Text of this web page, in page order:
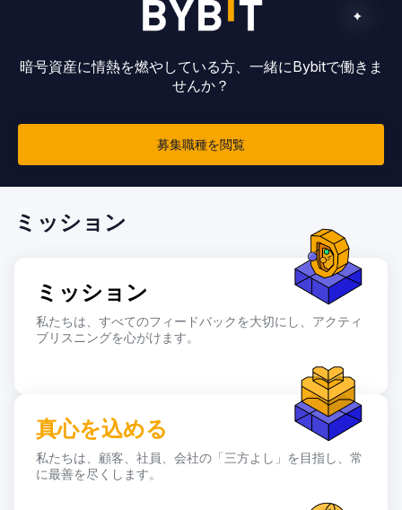
暗号資産に情熱を燃やしている方、一緒にBybitで働きま
せんか？
募集職種を閲覧
ミッション
ミッション
私たちは、すべてのフィードバックを大切にし、アクティ
ブリスニングを心がけます。
真心を込める
私たちは、顧客、社員、会社の「三方よし」を目指し、常
に最善を尽くします。